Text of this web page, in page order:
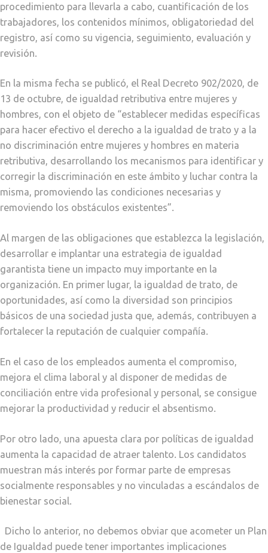
procedimiento para llevarla a cabo, cuantificación de los
trabajadores, los contenidos mínimos, obligatoriedad del
registro, así como su vigencia, seguimiento, evaluación y
revisión.
En la misma fecha se publicó, el Real Decreto 902/2020, de
13 de octubre, de igualdad retributiva entre mujeres y
hombres, con el objeto de “establecer medidas específicas
para hacer efectivo el derecho a la igualdad de trato y a la
no discriminación entre mujeres y hombres en materia
retributiva, desarrollando los mecanismos para identificar y
corregir la discriminación en este ámbito y luchar contra la
misma, promoviendo las condiciones necesarias y
removiendo los obstáculos existentes”.
Al margen de las obligaciones que establezca la legislación,
desarrollar e implantar una estrategia de igualdad
garantista tiene un impacto muy importante en la
organización. En primer lugar, la igualdad de trato, de
oportunidades, así como la diversidad son principios
básicos de una sociedad justa que, además, contribuyen a
fortalecer la reputación de cualquier compañía.
En el caso de los empleados aumenta el compromiso,
mejora el clima laboral y al disponer de medidas de
conciliación entre vida profesional y personal, se consigue
mejorar la productividad y reducir el absentismo.
Por otro lado, una apuesta clara por políticas de igualdad
aumenta la capacidad de atraer talento. Los candidatos
muestran más interés por formar parte de empresas
socialmente responsables y no vinculadas a escándalos de
bienestar social.
Dicho lo anterior, no debemos obviar que acometer un Plan
de Igualdad puede tener importantes implicaciones